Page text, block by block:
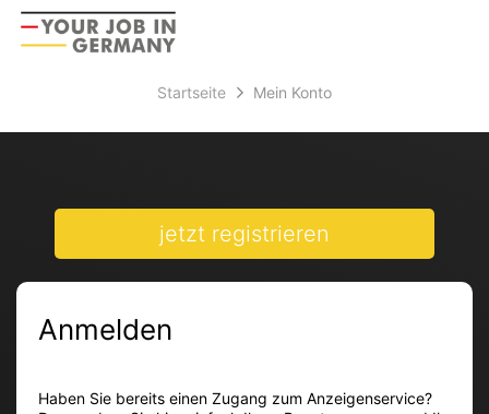
Accessibility
Modus
zum
mobilem
aus
Startseite Mein Konto
jetzt registrieren
Anmelden
Haben Sie bereits einen Zugang zum Anzeigenservice?